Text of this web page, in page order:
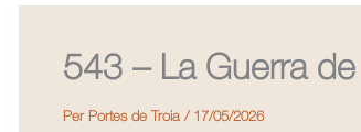
543 – La Guerra de
Per Portes de Troia / 17/05/2026